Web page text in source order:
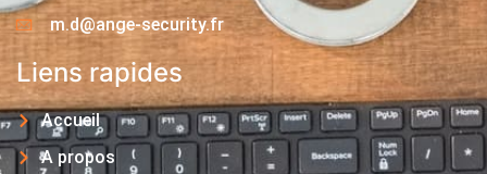
m.d@ange-security.fr
Liens rapides
Accueil
A propos